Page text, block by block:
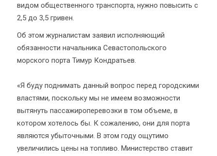
видом общественного транспорта, нужно повысить с
2,5 до 3,5 гривен.
Об этом журналистам заявил исполняющий
обязанности начальника Севастопольского
морского порта Тимур Кондратьев.
«Я буду поднимать данный вопрос перед городскими
властями, поскольку мы не имеем возможности
вытянуть пассажироперевозки в том объеме, в
котором хотелось бы. К сожалению, они для порта
являются убыточными. В этом году ощутимо
увеличились цены на топливо. Министерство ставит